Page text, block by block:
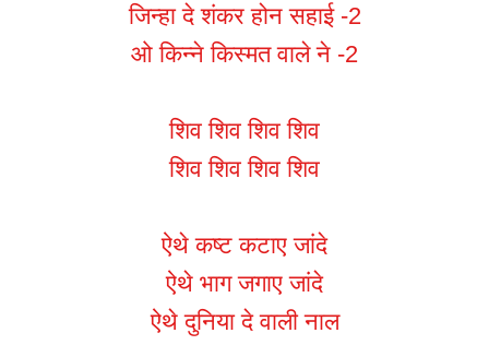
जिन्हा दे शंकर होन सहाई -2
ओ किन्ने किस्मत वाले ने -2
शिव शिव शिव शिव
शिव शिव शिव शिव
ऐथे कष्ट कटाए जांदे
ऐथे भाग जगाए जांदे
ऐथे दुनिया दे वाली नाल